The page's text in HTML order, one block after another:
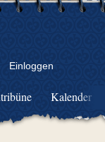
Einloggen
Kalender